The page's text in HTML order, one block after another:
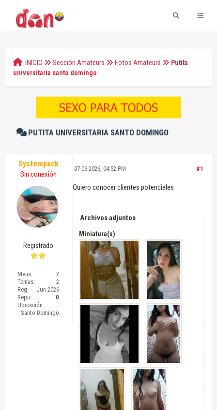
INICIO Sección Amateurs Fotos Amateurs
Putita
universitaria santo domingo
PUTITA UNIVERSITARIA SANTO DOMINGO
Systempack
Sin conexión
Registrado
Mens:
2
Temas:
2
Reg:
Jun 2026
Repu:
0
Ubicación:
Santo Domingo
#1
07-06-2026, 04:52 PM
Quiero conocer clientes potenciales
Archivos adjuntos
Miniatura(s)